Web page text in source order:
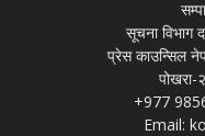
सूचना विभाग
प्रेस काउन्सिल
+977
Email: